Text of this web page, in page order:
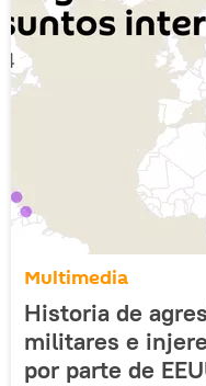
Multimedia
Historia de
militares e
por parte de